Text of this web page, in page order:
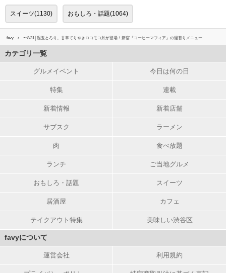
スイーツ(1130) おもしろ・話題(1064)
favy 〜8/31│温玉とろり。甘辛てりやきロコモコ丼が登場！新宿『コーヒーマフィア』の週替りメニュー
カテゴリ一覧
グルメイベント 今日は何の日
特集 連載
新着情報 新着店舗
サブスク ラーメン
肉 食べ放題
ランチ ご当地グルメ
おもしろ・話題 スイーツ
居酒屋 カフェ
テイクアウト特集 美味しい渋谷区
favyについて
運営会社 利用規約